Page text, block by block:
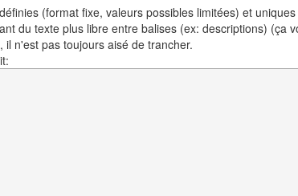
(format fixe, valeurs possibles limitées) et
du texte plus libre entre balises (ex: descriptions) (ça
n'est pas toujours aisé de trancher.